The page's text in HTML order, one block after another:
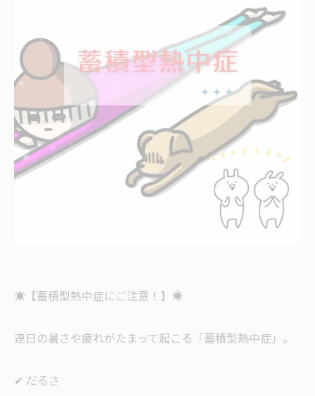
☀️【蓄積型熱中症にご注意！】☀️
連日の暑さや疲れがたまって起こる「蓄積型熱中症」。
✔ だるさ